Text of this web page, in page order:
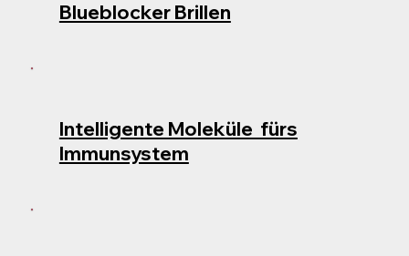
Blueblocker Brillen
Intelligente Moleküle fürs
Immunsystem